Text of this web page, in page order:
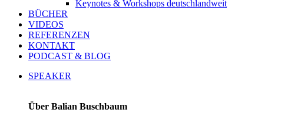
Keynotes & Workshops deutschlandweit
BÜCHER
VIDEOS
REFERENZEN
KONTAKT
PODCAST & BLOG
SPEAKER
Über Balian Buschbaum